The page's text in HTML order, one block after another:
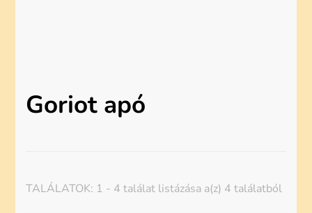
Goriot apó
TALÁLATOK: 1 - 4 találat listázása a(z) 4 találatból